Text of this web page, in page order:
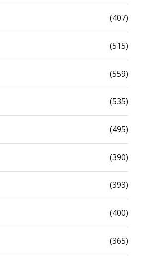
(407)
(515)
(559)
(535)
(495)
(390)
(393)
(400)
(365)